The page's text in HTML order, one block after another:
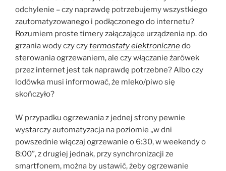
odchylenie – czy naprawdę potrzebujemy wszystkiego
zautomatyzowanego i podłączonego do internetu?
Rozumiem proste timery załączające urządzenia np. do
grzania wody czy czytermostaty elektronicznedo
sterowania ogrzewaniem, ale czy włączanie żarówek
przez internet jest tak naprawdę potrzebne? Albo czy
lodówka musi informować, że mleko/piwo się
skończyło?
W przypadku ogrzewania z jednej strony pewnie
wystarczy automatyzacja na poziomie „w dni
powszednie włączaj ogrzewanie o 6:30, w weekendy o
8:00”, z drugiej jednak, przy synchronizacji ze
smartfonem, można by ustawić, żeby ogrzewanie